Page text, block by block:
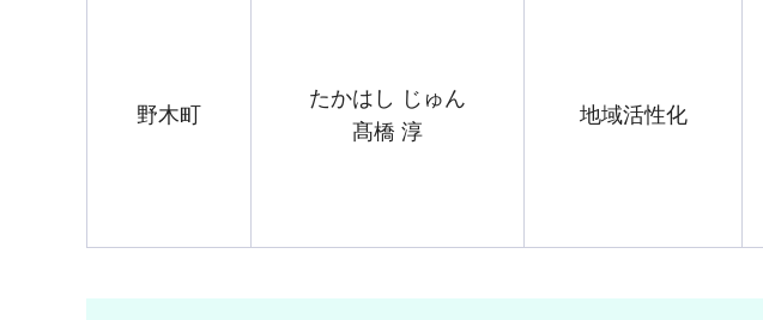
野木町
たかはし じゅん
髙橋 淳
地域活性化